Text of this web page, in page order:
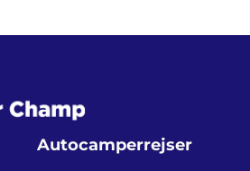
Autocamperrejser